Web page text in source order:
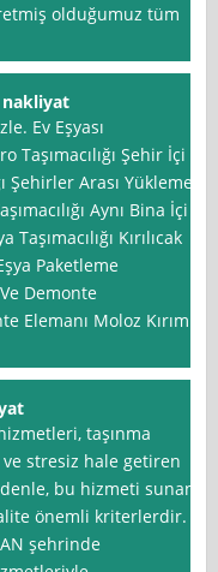
olduğumuz tüm
Ev Eşyası
Taşımacılığı Şehir İçi
Şehirler Arası Yükleme
Aynı Bina İçi
Taşımacılığı Kırılıcak
Paketleme
Demonte
Elemanı Moloz Kırım
taşınma
stresiz hale getiren
bu hizmeti sunan
önemli kriterlerdir.
şehrinde